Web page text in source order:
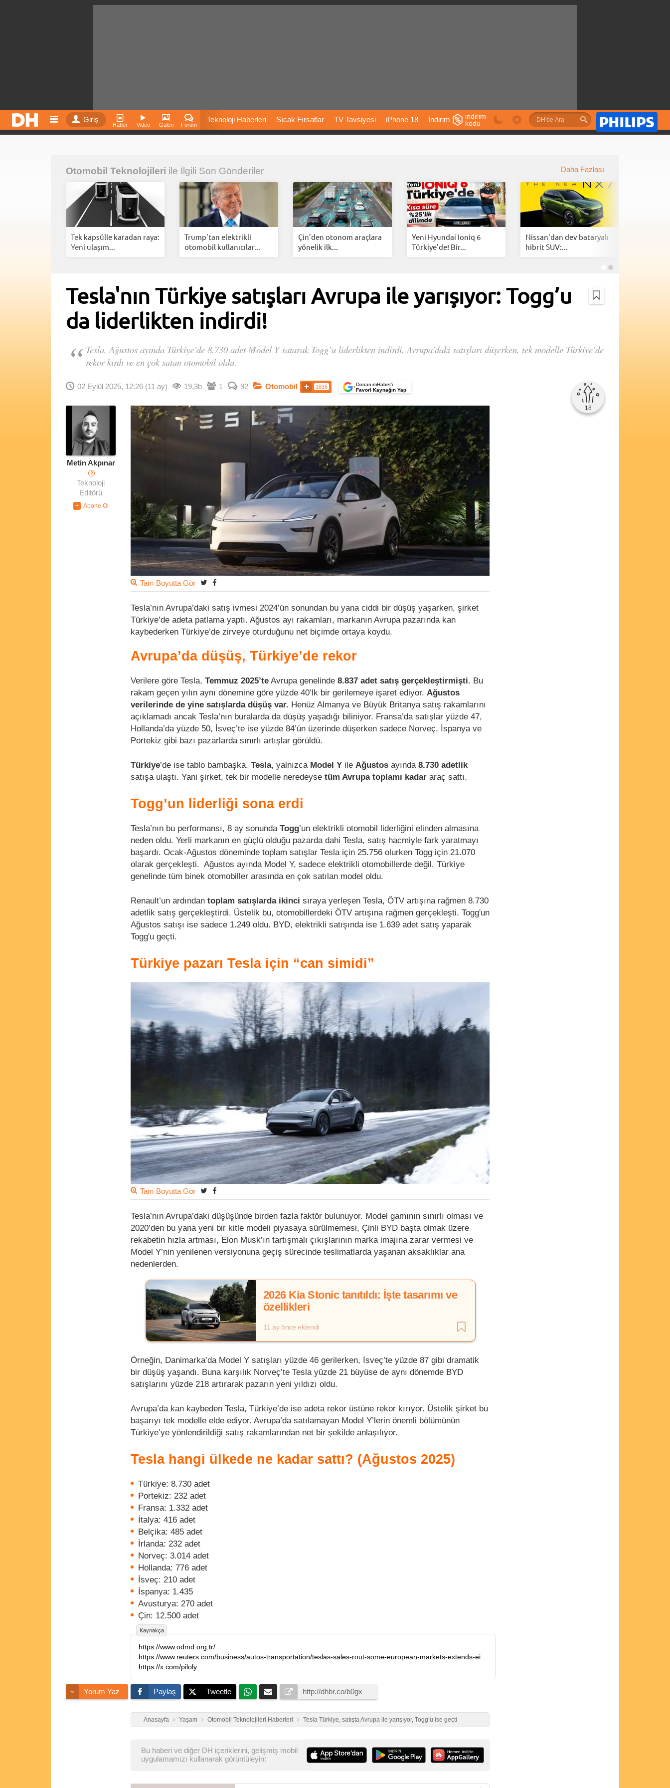
Giriş
Haber Video Galeri Forum
Teknoloji Haberleri Sıcak Fırsatlar TV Tavsiyesi iPhone 18 İndirim
Fiyatları Vizyondaki
İnstagram Dondurma İnstagram Çöktü Mü
indirim
kodu
Otomobil Teknolojileri ile İlgili Son Gönderiler Daha Fazlası
Tek kapsülle karadan raya:
Yeni ulaşım...
Trump'tan elektrikli
otomobil kullanıcılar...
Çin’den otonom araçlara
yönelik ilk...
Yeni Hyundai Ioniq 6
Türkiye'de! Bir...
Nissan'dan dev bataryalı
hibrit SUV:...
Tesla'nın Türkiye satışları Avrupa ile yarışıyor: Togg’u
da liderlikten indirdi!
Tesla, Ağustos ayında Türkiye’de 8.730 adet Model Y satarak Togg’u liderlikten indirdi. Avrupa’daki satışları düşerken, tek modelle Türkiye’de
rekor kırdı ve en çok satan otomobil oldu.
02 Eylül 2025, 12:26 (11 ay) 19,3b 1 92 Otomobil 1816 +DonanımHaber’i
Favori Kaynağın Yap
18
Metin Akpınar
?
Teknoloji
Editörü
Tam Boyutta Gör
Tesla’nın Avrupa’daki satış ivmesi 2024’ün sonundan bu yana ciddi bir düşüş yaşarken, şirket
Türkiye’de adeta patlama yaptı. Ağustos ayı rakamları, markanın Avrupa pazarında kan
kaybederken Türkiye’de zirveye oturduğunu net biçimde ortaya koydu.
Avrupa’da düşüş, Türkiye’de rekor
Verilere göre Tesla, Temmuz 2025’te Avrupa genelinde 8.837 adet satış gerçekleştirmişti. Bu
rakam geçen yılın aynı dönemine göre yüzde 40’lk bir gerilemeye işaret ediyor. Ağustos
verilerinde de yine satışlarda düşüş var. Henüz Almanya ve Büyük Britanya satış rakamlarını
açıklamadı ancak Tesla’nın buralarda da düşüş yaşadığı biliniyor. Fransa’da satışlar yüzde 47,
Hollanda’da yüzde 50, İsveç’te ise yüzde 84’ün üzerinde düşerken sadece Norveç, İspanya ve
Portekiz gibi bazı pazarlarda sınırlı artışlar görüldü.
Türkiye’de ise tablo bambaşka. Tesla, yalnızca Model Y ile Ağustos ayında 8.730 adetlik
satışa ulaştı. Yani şirket, tek bir modelle neredeyse tüm Avrupa toplamı kadar araç sattı.
Togg’un liderliği sona erdi
Tesla’nın bu performansı, 8 ay sonunda Togg’un elektrikli otomobil liderliğini elinden almasına
neden oldu. Yerli markanın en güçlü olduğu pazarda dahi Tesla, satış hacmiyle fark yaratmayı
başardı. Ocak-Ağustos döneminde toplam satışlar Tesla için 25.756 olurken Togg için 21.070
olarak gerçekleşti. Ağustos ayında Model Y, sadece elektrikli otomobillerde değil, Türkiye
genelinde tüm binek otomobiller arasında en çok satılan model oldu.
Renault’un ardından toplam satışlarda ikinci sıraya yerleşen Tesla, ÖTV artışına rağmen 8.730
adetlik satış gerçekleştirdi. Üstelik bu, otomobillerdeki ÖTV artışına rağmen gerçekleşti. Togg'un
Ağustos satışı ise sadece 1.249 oldu. BYD, elektrikli satışında ise 1.639 adet satış yaparak
Togg'u geçti.
Türkiye pazarı Tesla için “can simidi”
Tam Boyutta Gör
Tesla’nın Avrupa’daki düşüşünde birden fazla faktör bulunuyor. Model gamının sınırlı olması ve
2020’den bu yana yeni bir kitle modeli piyasaya sürülmemesi, Çinli BYD başta olmak üzere
rekabetin hızla artması, Elon Musk’ın tartışmalı çıkışlarının marka imajına zarar vermesi ve
Model Y’nin yenilenen versiyonuna geçiş sürecinde teslimatlarda yaşanan aksaklıklar ana
nedenlerden.
2026 Kia Stonic tanıtıldı: İşte tasarımı ve
özellikleri
11 ay önce eklendi
Örneğin, Danimarka’da Model Y satışları yüzde 46 gerilerken, İsveç’te yüzde 87 gibi dramatik
bir düşüş yaşandı. Buna karşılık Norveç’te Tesla yüzde 21 büyüse de aynı dönemde BYD
satışlarını yüzde 218 artırarak pazarın yeni yıldızı oldu.
Avrupa’da kan kaybeden Tesla, Türkiye’de ise adeta rekor üstüne rekor kırıyor. Üstelik şirket bu
başarıyı tek modelle elde ediyor. Avrupa’da satılamayan Model Y’lerin önemli bölümünün
Türkiye’ye yönlendirildiği satış rakamlarından net bir şekilde anlaşılıyor.
Tesla hangi ülkede ne kadar sattı? (Ağustos 2025)
Türkiye: 8.730 adet
Portekiz: 232 adet
Fransa: 1.332 adet
İtalya: 416 adet
Belçika: 485 adet
İrlanda: 232 adet
Norveç: 3.014 adet
Hollanda: 776 adet
İsveç: 210 adet
İspanya: 1.435
Avusturya: 270 adet
Çin: 12.500 adet
Kaynakça
https://www.odmd.org.tr/
https://x.com/piloly
Yorum Yaz Paylaş Tweetle
Anasayfa Yaşam Otomobil Teknolojileri Haberleri Tesla Türkiye, satışta Avrupa ile yarışıyor, Togg’u ise geçti
Bu haberi ve diğer DH içeriklerini, gelişmiş mobil
uygulamamızı kullanarak görüntüleyin: